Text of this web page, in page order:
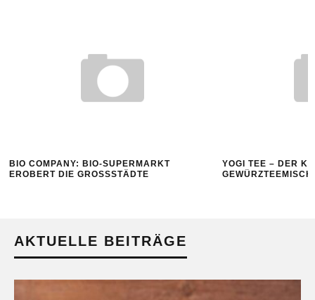
BIO COMPANY: BIO-SUPERMARKT
EROBERT DIE GROSSSTÄDTE
YOGI TEE – DER
AKTUELLE BEITRÄGE